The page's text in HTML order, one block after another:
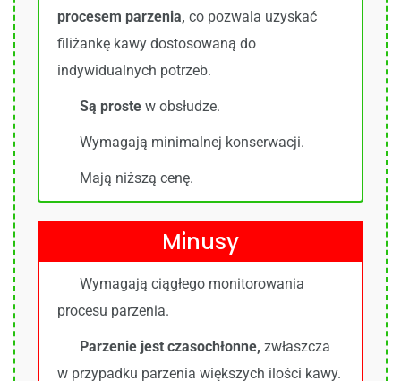
procesem parzenia, co pozwala uzyskać
filiżankę kawy dostosowaną do
indywidualnych potrzeb.
Są proste w obsłudze.
Wymagają minimalnej konserwacji.
Mają niższą cenę.
Minusy
Wymagają ciągłego monitorowania
procesu parzenia.
Parzenie jest czasochłonne, zwłaszcza
w przypadku parzenia większych ilości kawy.